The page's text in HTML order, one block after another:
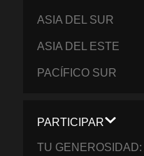
ASIA DEL SUR
ASIA DEL ESTE
PACÍFICO SUR
PARTICIPAR
TU GENEROSIDAD: